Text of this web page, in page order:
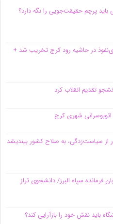
پرچم حقیقت‌جویی را نگه دارد؟
در حاشیه‌ رود کرج تخریب شد +
از سیاست‌زدگی، به صلاح کشور بیندیشد
فرمانده سپاه البرز/ دانشجوی تراز
باید نقش خود را بازآرایی کند؟